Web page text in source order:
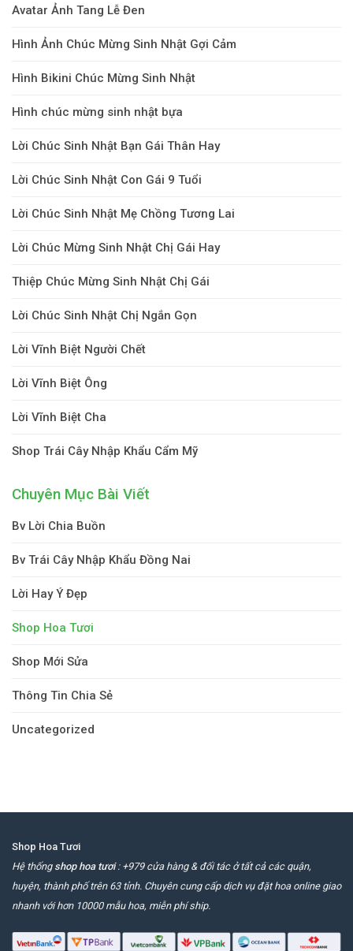
Avatar Ảnh Tang Lễ Đen
Hình Ảnh Chúc Mừng Sinh Nhật Gợi Cảm
Hình Bikini Chúc Mừng Sinh Nhật
Hình chúc mừng sinh nhật bựa
Lời Chúc Sinh Nhật Bạn Gái Thân Hay
Lời Chúc Sinh Nhật Con Gái 9 Tuổi
Lời Chúc Sinh Nhật Mẹ Chồng Tương Lai
Lời Chúc Mừng Sinh Nhật Chị Gái Hay
Thiệp Chúc Mừng Sinh Nhật Chị Gái
Lời Chúc Sinh Nhật Chị Ngắn Gọn
Lời Vĩnh Biệt Người Chết
Lời Vĩnh Biệt Ông
Lời Vĩnh Biệt Cha
Shop Trái Cây Nhập Khẩu Cẩm Mỹ
Chuyên Mục Bài Viết
Bv Lời Chia Buồn
Bv Trái Cây Nhập Khẩu Đồng Nai
Lời Hay Ý Đẹp
Shop Hoa Tươi
Shop Mới Sửa
Thông Tin Chia Sẻ
Uncategorized
Shop Hoa Tươi
Hệ thống shop hoa tươi: +979 cửa hàng & đối tác ở tất cả các quận,
huyện, thành phố trên 63 tỉnh. Chuyên cung cấp dịch vụ đặt hoa online giao
nhanh với hơn 10000 mẫu hoa, miễn phí ship.